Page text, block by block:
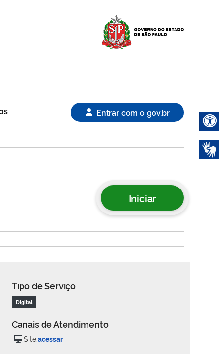
Entrar com o gov.br
Iniciar
Tipo de Serviço
Digital
Canais de Atendimento
Site:acessar